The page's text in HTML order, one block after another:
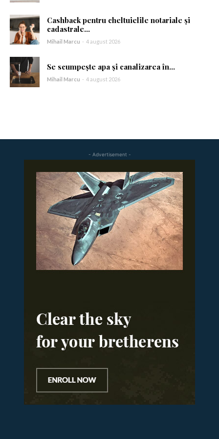
Cashback pentru cheltuielile notariale și
cadastrale...
Mihail Marcu - 4 august 2026
Se scumpește apa și canalizarea în...
Mihail Marcu - 4 august 2026
- Advertisement -